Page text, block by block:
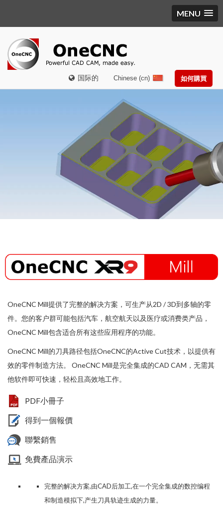
MENU
国际的 如何購買
Chinese (cn)
OneCNC Mill提供了完整的解决方案，可生产从2D / 3D到多轴的零
件。您的客户群可能包括汽车，航空航天以及医疗或消费类产品，
OneCNC Mill包含适合所有这些应用程序的功能。
OneCNC Mill的刀具路径包括OneCNC的Active Cut技术，以提供有
效的零件制造方法。 OneCNC Mill是完全集成的CAD CAM，无需其
他软件即可快速，轻松且高效地工作。
PDF小冊子
得到一個報價
聯繫銷售
免費產品演示
完整的解决方案,由CAD后加工,在一个完全集成的数控编程
和制造模拟下,产生刀具轨迹生成的力量。